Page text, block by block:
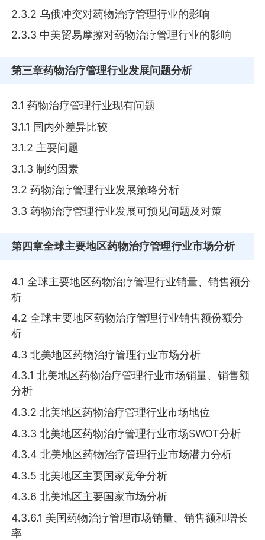
2.3.2 乌俄冲突对药物治疗管理行业的影响
2.3.3 中美贸易摩擦对药物治疗管理行业的影响
第三章药物治疗管理行业发展问题分析
3.1 药物治疗管理行业现有问题
3.1.1 国内外差异比较
3.1.2 主要问题
3.1.3 制约因素
3.2 药物治疗管理行业发展策略分析
3.3 药物治疗管理行业发展可预见问题及对策
第四章全球主要地区药物治疗管理行业市场分析
4.1 全球主要地区药物治疗管理行业销量、销售额分
析
4.2 全球主要地区药物治疗管理行业销售额份额分
析
4.3 北美地区药物治疗管理行业市场分析
4.3.1 北美地区药物治疗管理行业市场销量、销售额
分析
4.3.2 北美地区药物治疗管理行业市场地位
4.3.3 北美地区药物治疗管理行业市场SWOT分析
4.3.4 北美地区药物治疗管理行业市场潜力分析
4.3.5 北美地区主要国家竞争分析
4.3.6 北美地区主要国家市场分析
4.3.6.1 美国药物治疗管理市场销量、销售额和增长
率